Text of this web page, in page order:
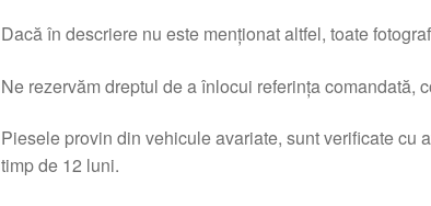
Dacă în descriere nu este menționat altfel, toate
Ne rezervăm dreptul de a înlocui referința comandată,
Piesele provin din vehicule avariate, sunt verificate cu
timp de 12 luni.